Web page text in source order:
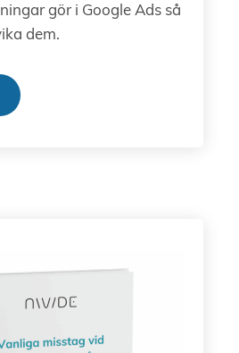
gör i Google Ads så
dem.